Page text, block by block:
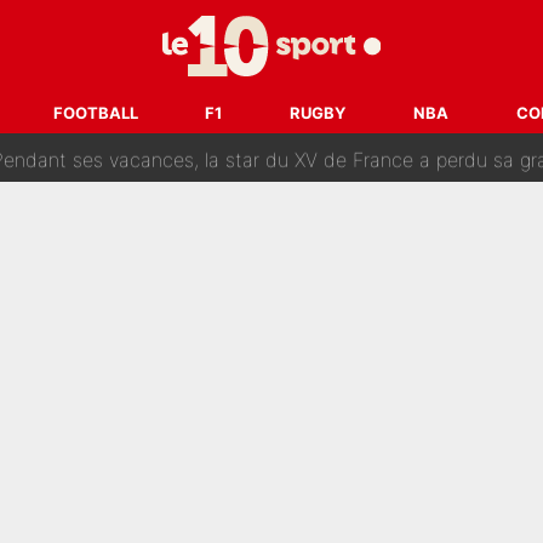
FOOTBALL F1 RUGBY NBA
par La Chaîne L’Équipe : Même Olivier Ménard n’avait pas pu empêcher son départ,
les inséparables Kylian Mbappé et Achraf Hakimi
ses vacances, la star du XV de France a perdu sa